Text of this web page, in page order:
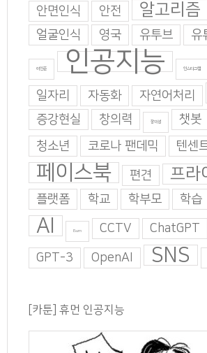
안면인식
안전 알고리즘
얼굴인식
영국 유투브 유
이인준 인공지능 인스타그램
일자리 자동화 자연어처리
증강현실
창의력 창의성 챗봇
청소년
코로나 팬데믹 텐센
페이스북 편견 프라
플랫폼 학교 학부모 학습
AI Burn CCTV ChatGPT
GPT-3 OpenAI SNS
[카툰] 휴먼 인공지능